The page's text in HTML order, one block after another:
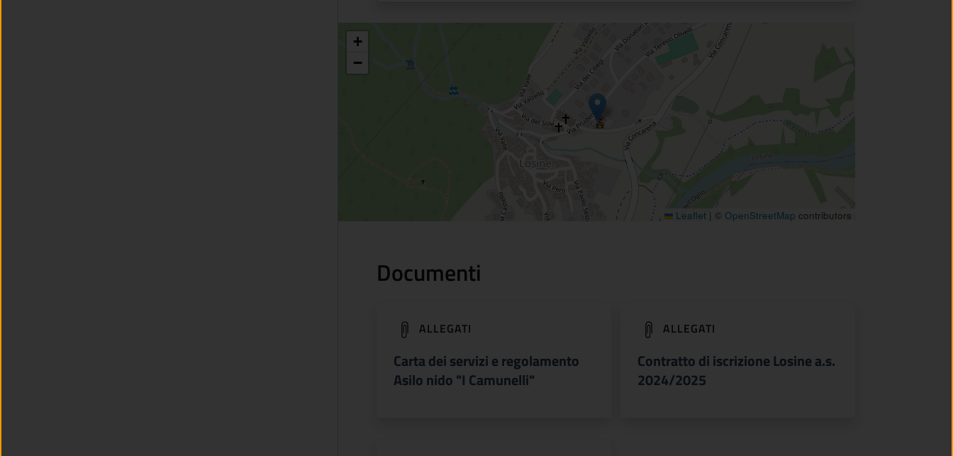
+
−
Leaflet | © OpenStreetMap contributors
Documenti
ALLEGATI
Carta dei servizi e regolamento
Asilo nido "I Camunelli"
(apre in un'altra scheda). ALLEGATI
Contratto di iscrizione Losine a.s.
2024/2025
(apre in un'altra scheda).